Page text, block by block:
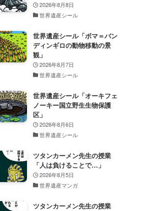
2026年8月8日
世界遺産シール
世界遺産シール「ボマ＝バン
ディンギロの動物移動の景
観」
2026年8月7日
世界遺産シール
世界遺産シール「オーキフェ
ノーキー国立野生生物保護
区」
2026年8月6日
世界遺産シール
ツタンカーメン先生の授業
「人は負けることで…」
2026年8月5日
世界遺産マンガ
ツタンカーメン先生の授業